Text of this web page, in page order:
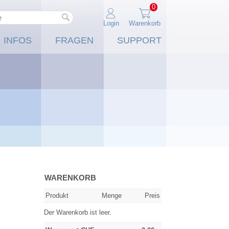
Login Warenkorb
0
INFOS FRAGEN SUPPORT
WARENKORB
Produkt Menge Preis
Der Warenkorb ist leer.